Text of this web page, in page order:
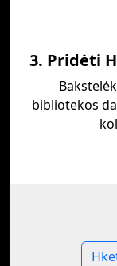
3. Pridėti
bibliotekos